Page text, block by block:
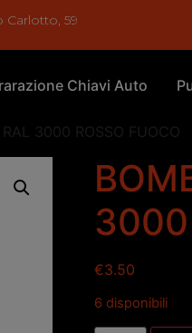
Carlotto, 59
Chiavi Auto
3000 ROSSO FUOCO
3000
€3.50
6 disponibili